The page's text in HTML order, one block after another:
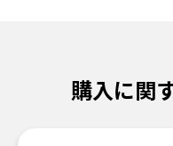
購入に関